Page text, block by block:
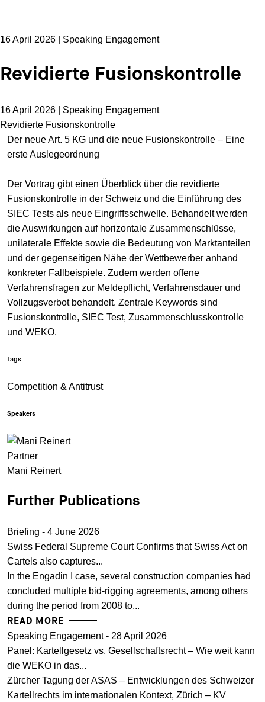
16 April 2026 | Speaking Engagement
Revidierte Fusionskontrolle
16 April 2026 | Speaking Engagement
Revidierte Fusionskontrolle
Der neue Art. 5 KG und die neue Fusionskontrolle – Eine
erste Auslegeordnung
Der Vortrag gibt einen Überblick über die revidierte
Fusionskontrolle in der Schweiz und die Einführung des
SIEC Tests als neue Eingriffsschwelle. Behandelt werden
die Auswirkungen auf horizontale Zusammenschlüsse,
unilaterale Effekte sowie die Bedeutung von Marktanteilen
und der gegenseitigen Nähe der Wettbewerber anhand
konkreter Fallbeispiele. Zudem werden offene
Verfahrensfragen zur Meldepflicht, Verfahrensdauer und
Vollzugsverbot behandelt. Zentrale Keywords sind
Fusionskontrolle, SIEC Test, Zusammenschlusskontrolle
und WEKO.
Tags
Competition & Antitrust
Speakers
Partner
Mani Reinert
Further Publications
Briefing - 4 June 2026
Swiss Federal Supreme Court Confirms that Swiss Act on
Cartels also captures...
In the Engadin I case, several construction companies had
concluded multiple bid-rigging agreements, among others
during the period from 2008 to...
READ MORE
Speaking Engagement - 28 April 2026
Panel: Kartellgesetz vs. Gesellschaftsrecht – Wie weit kann
die WEKO in das...
Zürcher Tagung der ASAS – Entwicklungen des Schweizer
Kartellrechts im internationalen Kontext, Zürich – KV